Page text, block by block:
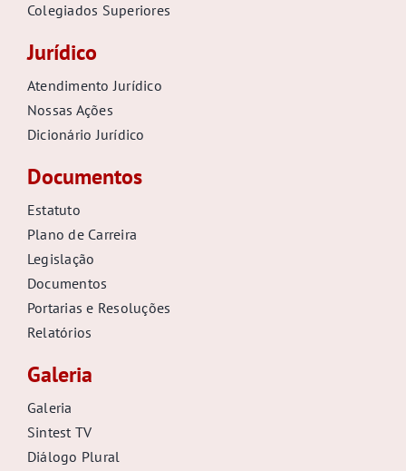
Colegiados Superiores
Jurídico
Atendimento Jurídico
Nossas Ações
Dicionário Jurídico
Documentos
Estatuto
Plano de Carreira
Legislação
Documentos
Portarias e Resoluções
Relatórios
Galeria
Galeria
Sintest TV
Diálogo Plural